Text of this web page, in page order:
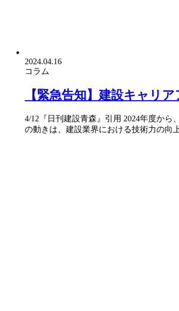
2024.04.16
コラム
【緊急告知】建設キャリ
4/12『日刊建設青森』引用 2024年度か
の動きは、建設業界における技術力の向